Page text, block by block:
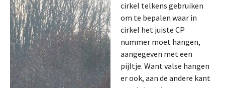
cirkel telkens gebruiken
om te bepalen waar in
cirkel het juiste CP
nummer moet hangen,
aangegeven met een
pijltje. Want valse hangen
er ook, aan de andere kant